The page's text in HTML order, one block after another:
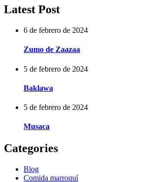
Latest Post
6 de febrero de 2024
Zumo de Zaazaa
5 de febrero de 2024
Baklawa
5 de febrero de 2024
Musaca
Categories
Blog
Comida marroquí